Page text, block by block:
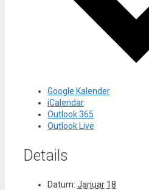
Google Kalender
iCalendar
Outlook 365
Outlook Live
Details
Datum: Januar 18